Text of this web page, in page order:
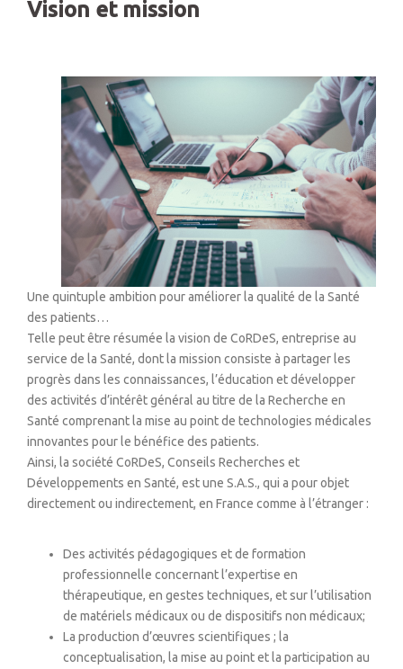
Vision et mission
Une quintuple ambition pour améliorer la qualité de la Santé
des patients…
Telle peut être résumée la vision de CoRDeS, entreprise au
service de la Santé, dont la mission consiste à partager les
progrès dans les connaissances, l’éducation et développer
des activités d’intérêt général au titre de la Recherche en
Santé comprenant la mise au point de technologies médicales
innovantes pour le bénéfice des patients.
Ainsi, la société CoRDeS, Conseils Recherches et
Développements en Santé, est une S.A.S., qui a pour objet
directement ou indirectement, en France comme à l’étranger :
Des activités pédagogiques et de formation
professionnelle concernant l’expertise en
thérapeutique, en gestes techniques, et sur l’utilisation
de matériels médicaux ou de dispositifs non médicaux;
La production d’œuvres scientifiques ; la
conceptualisation, la mise au point et la participation au